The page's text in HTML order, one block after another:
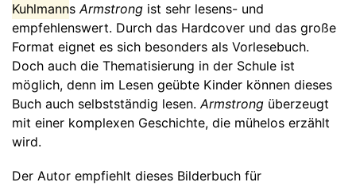
KuhlmannsArmstrong ist sehr lesens- und
empfehlenswert. Durch das Hardcover und das große
Format eignet es sich besonders als Vorlesebuch.
Doch auch die Thematisierung in der Schule ist
möglich, denn im Lesen geübte Kinder können dieses
Buch auch selbstständig lesen.Armstrong überzeugt
mit einer komplexen Geschichte, die mühelos erzählt
wird.
Der Autor empfiehlt dieses Bilderbuch für